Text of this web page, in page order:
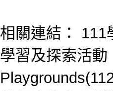
相關連結： 111
學習及探索活動